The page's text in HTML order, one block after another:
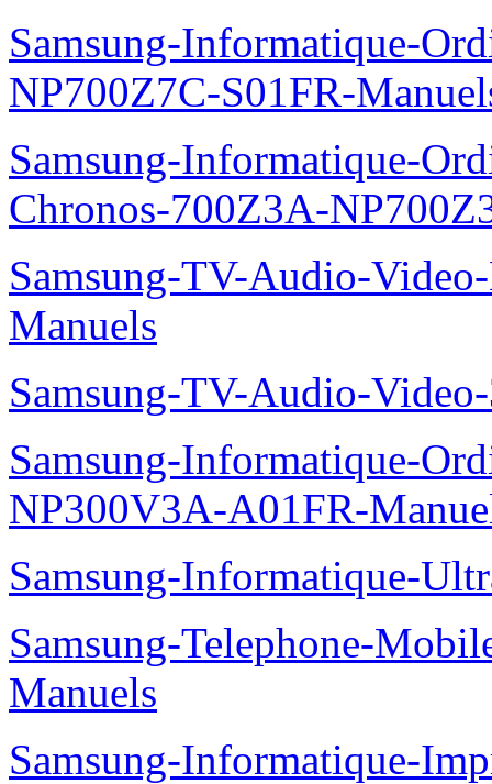
Samsung-Informatique-
NP700Z7C-S01FR-
Samsung-Informatique-
Chronos-700Z3A-
Samsung-TV-Audio-
Manuels
Samsung-TV-Audio-
Samsung-Informatique-
NP300V3A-A01FR-
Samsung-Informatique-
Samsung-Telephone-
Manuels
Samsung-Informatique-